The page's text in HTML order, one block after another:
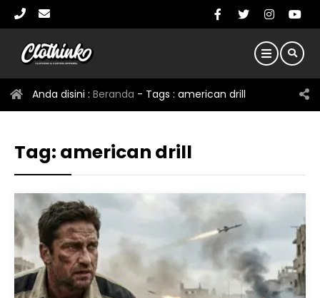
Anda disini : Beranda - Tags : american drill
Tag: american drill